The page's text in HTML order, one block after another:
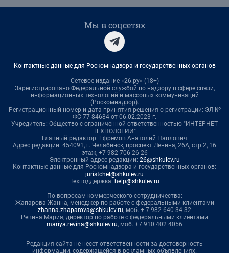
Мы в соцсетях
Контактные данные для Роскомнадзора и государственных органов
Сетевое издание «26.ру» (18+)
Зарегистрировано Федеральной службой по надзору в сфере связи,
информационных технологий и массовых коммуникаций
(Роскомнадзор).
Регистрационный номер и дата принятия решения о регистрации: ЭЛ №
ФС 77-84684 от 06.02.2023 г.
Учредитель: Общество с ограниченной ответственностью "ИНТЕРНЕТ
ТЕХНОЛОГИИ"
Главный редактор: Ефремов Анатолий Павлович
Адрес редакции: 454091, г. Челябинск, проспект Ленина, 26А, стр.2, 16
этаж, +7-982-706-26-26
Электронный адрес редакции: 26@shkulev.ru
Контактные данные для Роскомнадзора и государственных органов:
juristchel@shkulev.ru
Техподдержка: help@shkulev.ru
По вопросам коммерческого сотрудничества:
Жапарова Жанна, менеджер по работе с федеральными клиентами
zhanna.zhaparova@shkulev.ru, моб. + 7 982 640 34 32
Ревина Мария, директор по работе с федеральными клиентами
mariya.revina@shkulev.ru, моб. +7 910 402 4056
Редакция сайта не несет ответственности за достоверность
информации, содержащейся в рекламных объявлениях.